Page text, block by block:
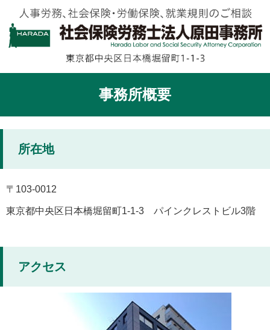
事務所概要
所在地
〒103-0012
東京都中央区日本橋堀留町1-1-3 パインクレストビル3階
アクセス